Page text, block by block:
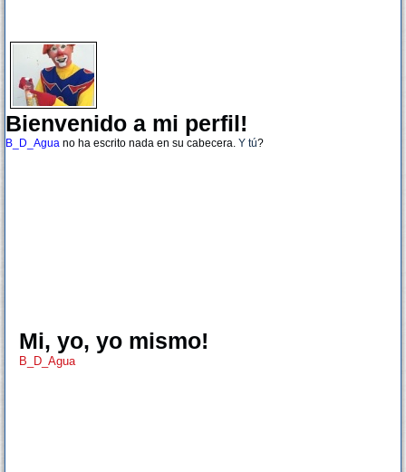
Bienvenido a mi perfil!
B_D_Agua no ha escrito nada en su cabecera. Y tú?
Mi, yo, yo mismo!
B_D_Agua